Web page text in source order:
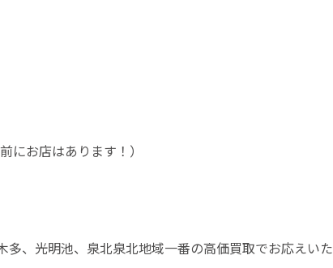
にお店はあります！）
、光明池、泉北泉北地域一番の高価買取でお応えい